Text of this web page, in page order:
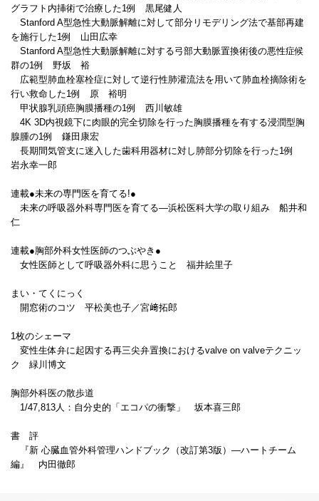
グラフト内挿術で治療した1例 黒尾健人
Stanford A型急性大動脈解離に対して部分リモデリング法で基部再建
を施行した1例 山田広幸
Stanford A型急性大動脈解離に対する弓部大動脈置換術後の悪性症候
群の1例 野坂 裕
広範型肺血栓塞栓症に対して逆行性肺灌流法を用いて肺血栓摘除術を
行い救命した1例 原 裕明
甲状腺乳頭癌胸膜播種の1例 西川敏雄
4K 3D内視鏡下に肉眼的完全切除を行った胸膜播種を有する浸潤型胸
腺腫の1例 鎌田康宏
長期間気管支に迷入した歯科用器材に対し肺部分切除を行った1例
岩永幸一郎
連載●未来の専門医を育てる!●
未来の呼吸器外科専門医を育てる―浜松医科大学の取り組み 船井和
仁
連載●胸部外科女性医師のつぶやき●
女性医師として呼吸器外科に思うこと 福井絵里子
まい・てくにっく
開窓術のコツ 平松美也子／宮﨑拓郎
1枚のシェーマ
変性生体弁に起因する再三尖弁置換におけるvalve on valveテクニッ
ク 緑川博文
胸部外科医の散歩道
1/47,813人：自分史的「エコパの衝撃」 坂本喜三郎
書 評
『新 心臓血管外科管理ハンドブック（改訂第3版）―ハートチーム
編』 内田徹郎